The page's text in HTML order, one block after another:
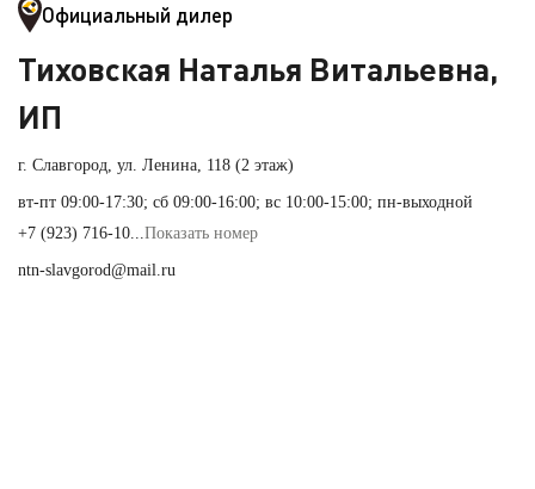
Официальный дилер
Тиховская Наталья Витальевна,
ИП
г. Славгород, ул. Ленина, 118 (2 этаж)
вт-пт 09:00-17:30; сб 09:00-16:00; вс 10:00-15:00; пн-выходной
+7 (923) 716-10...Показать номер
ntn-slavgorod@mail.ru